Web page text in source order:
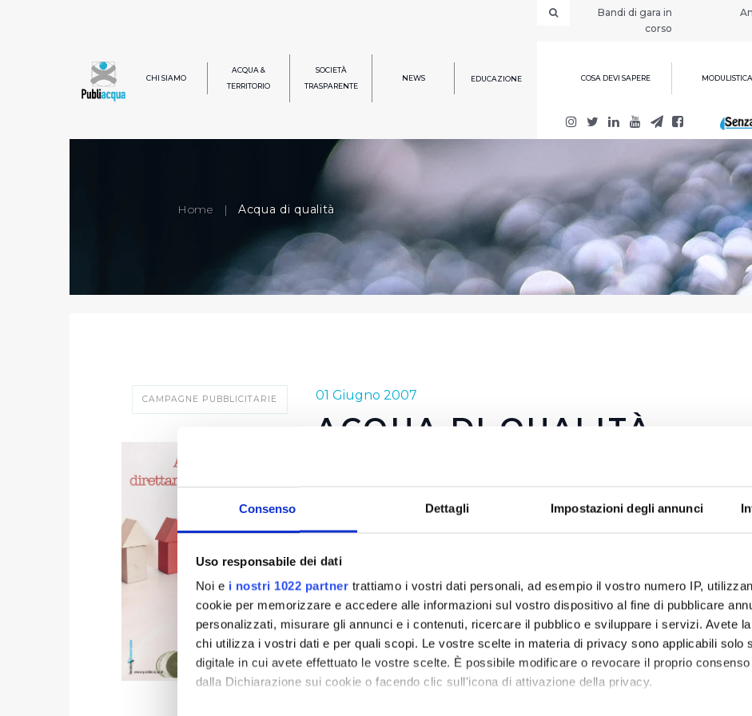
Consenso Dettagli Impostazioni degli annunci
Uso responsabile dei dati
Noi e i nostri 1022 partner trattiamo i vostri dati personali, ad esempio il vostro numero IP,
cookie per memorizzare e accedere alle informazioni sul vostro dispositivo al fine di pubblicare
personalizzati, misurare gli annunci e i contenuti, ricercare il pubblico e sviluppare i servizi. Avete
chi utilizza i vostri dati e per quali scopi. Le vostre scelte in materia di privacy sono applicabili solo
digitale in cui avete effettuato le vostre scelte. È possibile modificare o revocare il proprio
dalla Dichiarazione sui cookie o facendo clic sull'icona di attivazione della privacy.
Bandi di gara in
corso
CHI SIAMO
ACQUA &
TERRITORIO
SOCIETÀ
TRASPARENTE
NEWS EDUCAZIONE COSA DEVI SAPERE MODULISTICA
Home | Acqua di qualità
CAMPAGNE PUBBLICITARIE 01 Giugno 2007
ACQUA DI QUALITÀ
Publiacqua fin dalla sua nascita ha portato avanti attraverso le proprie
ed offre garanzie di controllo come nessun altro tipo di acqua in
E le nostre due campagne 2007 esemplificano al meglio quanto detto
qualità… direttamente a casa tua! e ricerchiamo… la qualità!! Due
senza tanti fronzoli che hanno alle spalle tutto il lavoro e gli
messo in campo dal 2002 ad oggi per poter dare a tutti i cittadini